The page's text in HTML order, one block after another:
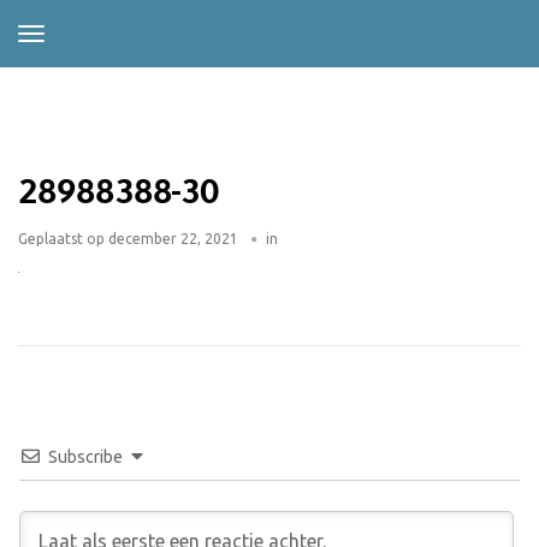
28988388-30
Geplaatst op december 22, 2021 in
Subscribe